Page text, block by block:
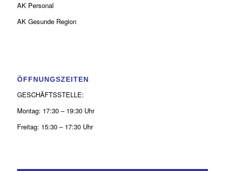
AK Personal
AK Gesunde Region
ÖFFNUNGSZEITEN
GESCHÄFTSSTELLE:
Montag: 17:30 – 19:30 Uhr
Freitag: 15:30 – 17:30 Uhr